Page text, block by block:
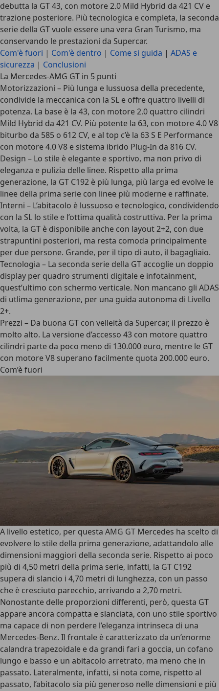
debutta la GT 43, con motore 2.0 Mild Hybrid da 421 CV e
trazione posteriore. Più tecnologica e completa, la seconda
serie della GT vuole essere una vera Gran Turismo, ma
conservando le prestazioni da Supercar.
Com'è fuori | Com'è dentro | Come si guida | ADAS e
sicurezza | Conclusioni
La Mercedes-AMG GT in 5 punti
Motorizzazioni – Più lunga e lussuosa della precedente,
condivide la meccanica con la SL e offre quattro livelli di
potenza. La base è la 43, con motore 2.0 quattro cilindri
Mild Hybrid da 421 CV. Più potente la 63, con motore 4.0 V8
biturbo da 585 o 612 CV, e al top c’è la 63 S E Performance
con motore 4.0 V8 e sistema ibrido Plug-In da 816 CV.
Design – Lo stile è elegante e sportivo, ma non privo di
eleganza e pulizia delle linee. Rispetto alla prima
generazione, la GT C192 è più lunga, più larga ed evolve le
linee della prima serie con linee più moderne e raffinate.
Interni – L’abitacolo è lussuoso e tecnologico, condividendo
con la SL lo stile e l’ottima qualità costruttiva. Per la prima
volta, la GT è disponibile anche con layout 2+2, con due
strapuntini posteriori, ma resta comoda principalmente
per due persone. Grande, per il tipo di auto, il bagagliaio.
Tecnologia – La seconda serie della GT accoglie un doppio
display per quadro strumenti digitale e infotainment,
quest’ultimo con schermo verticale. Non mancano gli ADAS
di utlima generazione, per una guida autonoma di Livello
2+.
Prezzi – Da buona GT con velleità da Supercar, il prezzo è
molto alto. La versione d’accesso 43 con motore quattro
cilindri parte da poco meno di 130.000 euro, mentre le GT
con motore V8 superano facilmente quota 200.000 euro.
Com’è fuori
A livello estetico, per questa AMG GT Mercedes ha scelto di
evolvere lo stile della prima generazione, adattandolo alle
dimensioni maggiori della seconda serie. Rispetto ai poco
più di 4,50 metri della prima serie, infatti, la GT C192
supera di slancio i 4,70 metri di lunghezza, con un passo
che è cresciuto parecchio, arrivando a 2,70 metri.
Nonostante delle proporzioni differenti, però, questa GT
appare ancora compatta e slanciata, con uno stile sportivo
ma capace di non perdere l’eleganza intrinseca di una
Mercedes-Benz. Il frontale è caratterizzato da un’enorme
calandra trapezoidale e da grandi fari a goccia, un cofano
lungo e basso e un abitacolo arretrato, ma meno che in
passato. Lateralmente, infatti, si nota come, rispetto al
passato, l’abitacolo sia più generoso nelle dimensioni e più